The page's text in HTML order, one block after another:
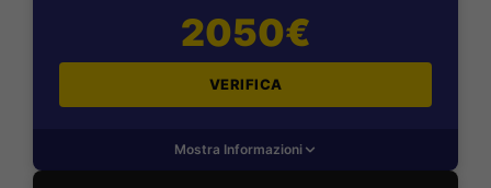
2050€
VERIFICA
Mostra Informazioni